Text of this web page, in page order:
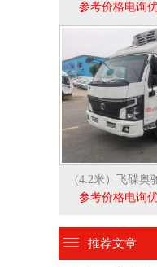
参考价格电询
(4.2米）飞碟奥
参考价格电询
推荐文章